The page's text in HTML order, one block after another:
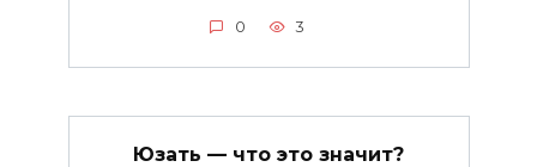
0 3
Юзать — что это значит?